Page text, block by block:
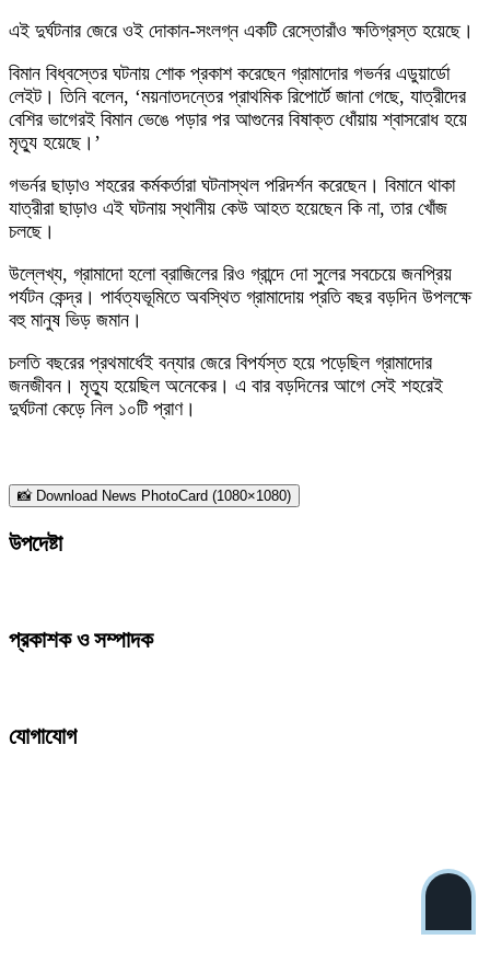
এই দুর্ঘটনার জেরে ওই দোকান-সংলগ্ন একটি রেস্তোরাঁও ক্ষতিগ্রস্ত হয়েছে।
বিমান বিধ্বস্তের ঘটনায় শোক প্রকাশ করেছেন গ্রামাদোর গভর্নর এডুয়ার্ডো
লেইট। তিনি বলেন, ‘ময়নাতদন্তের প্রাথমিক রিপোর্টে জানা গেছে, যাত্রীদের
বেশির ভাগেরই বিমান ভেঙে পড়ার পর আগুনের বিষাক্ত ধোঁয়ায় শ্বাসরোধ হয়ে
মৃত্যু হয়েছে।’
গভর্নর ছাড়াও শহরের কর্মকর্তারা ঘটনাস্থল পরিদর্শন করেছেন। বিমানে থাকা
যাত্রীরা ছাড়াও এই ঘটনায় স্থানীয় কেউ আহত হয়েছেন কি না, তার খোঁজ
চলছে।
উল্লেখ্য, গ্রামাদো হলো ব্রাজিলের রিও গ্রান্দে দো সুলের সবচেয়ে জনপ্রিয়
পর্যটন কেন্দ্র। পার্বত্যভূমিতে অবস্থিত গ্রামাদোয় প্রতি বছর বড়দিন উপলক্ষে
বহু মানুষ ভিড় জমান।
চলতি বছরের প্রথমার্ধেই বন্যার জেরে বিপর্যস্ত হয়ে পড়েছিল গ্রামাদোর
জনজীবন। মৃত্যু হয়েছিল অনেকের। এ বার বড়দিনের আগে সেই শহরেই
দুর্ঘটনা কেড়ে নিল ১০টি প্রাণ।
📸 Download News PhotoCard (1080×1080)
উপদেষ্টা
প্রকাশক ও সম্পাদক
যোগাযোগ